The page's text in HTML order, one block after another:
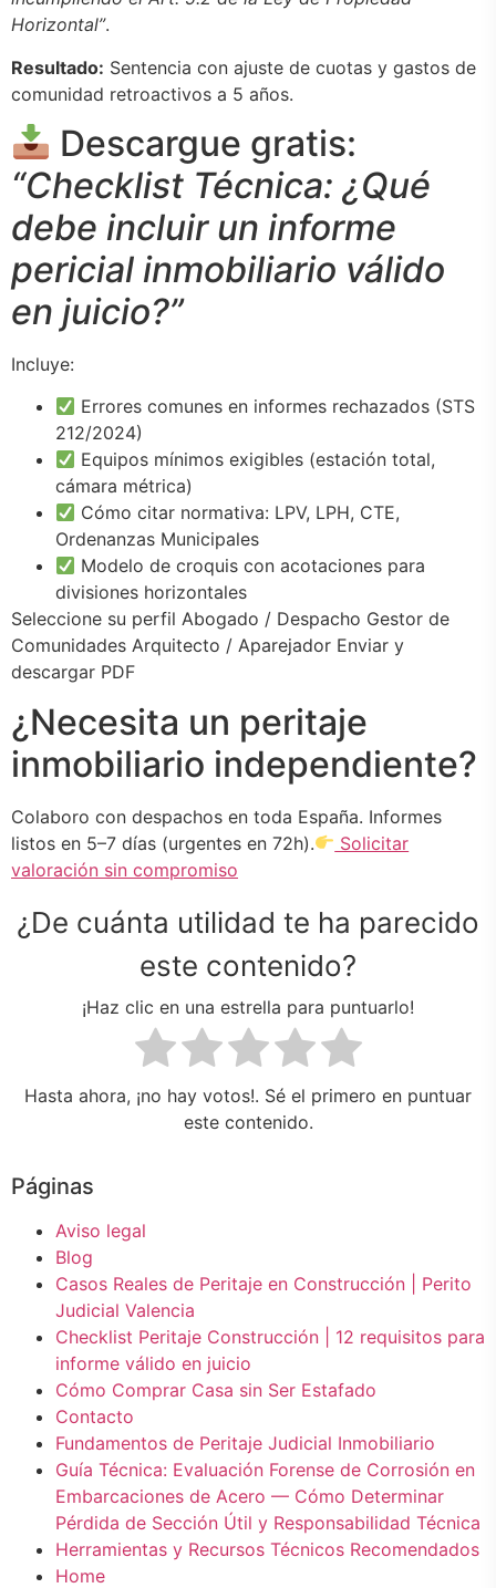
Horizontal”.
Resultado: Sentencia con ajuste de cuotas y gastos de
comunidad retroactivos a 5 años.
Descargue gratis:
“Checklist Técnica: ¿Qué
debe incluir un informe
pericial inmobiliario válido
en juicio?”
Incluye:
Errores comunes en informes rechazados (STS
212/2024)
Equipos mínimos exigibles (estación total,
cámara métrica)
Cómo citar normativa: LPV, LPH, CTE,
Ordenanzas Municipales
Modelo de croquis con acotaciones para
divisiones horizontales
Seleccione su perfil Abogado / Despacho Gestor de
Comunidades Arquitecto / Aparejador Enviar y
descargar PDF
¿Necesita un peritaje
inmobiliario independiente?
Colaboro con despachos en toda España. Informes
listos en 5–7 días (urgentes en 72h).
Solicitar
valoración sin compromiso
¿De cuánta utilidad te ha parecido
este contenido?
¡Haz clic en una estrella para puntuarlo!
Hasta ahora, ¡no hay votos!. Sé el primero en puntuar
este contenido.
Páginas
Aviso legal
Blog
Casos Reales de Peritaje en Construcción | Perito
Judicial Valencia
Checklist Peritaje Construcción | 12 requisitos para
informe válido en juicio
Cómo Comprar Casa sin Ser Estafado
Contacto
Fundamentos de Peritaje Judicial Inmobiliario
Guía Técnica: Evaluación Forense de Corrosión en
Embarcaciones de Acero — Cómo Determinar
Pérdida de Sección Útil y Responsabilidad Técnica
Herramientas y Recursos Técnicos Recomendados
Home